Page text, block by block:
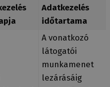
Adatkezelés
időtartama
A vonatkozó
látogatói
munkamenet
lezárásáig